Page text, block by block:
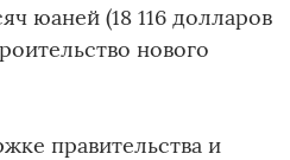
юаней (18 116 долларов
нового
правительства и